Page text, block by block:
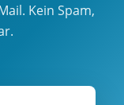
Kein Spam,